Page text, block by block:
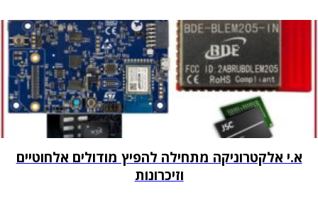
א.י אלקטרוניקה מתחילה להפיץ מודולים אלחוטיים
וזיכרונות